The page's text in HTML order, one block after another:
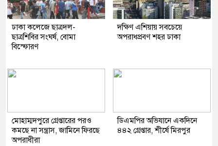
ঢাকা কলেজে ছাত্রদল-
ছাত্রশিবির সংঘর্ষ, বোমা
বিস্ফোরণ
দক্ষিণ এশিয়ায় সবচেয়ে
অপরাধপ্রবণ শহর ঢাকা
মোহাম্মদপুরে গ্রেপ্তারের পরও
কমছে না সন্ত্রাস, জামিনে ফিরছে
অপরাধীরা
ডিএমপির অভিযানে একদিনে
৪৪২ গ্রেপ্তার, শীর্ষে মিরপুর